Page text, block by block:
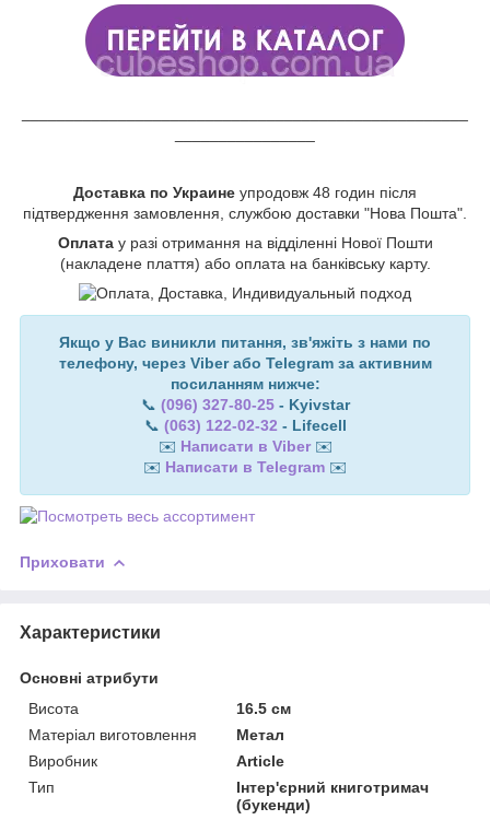
Доставка по Украине упродовж 48 годин після
підтвердження замовлення, службою доставки "Нова Пошта".
Оплата у разі отримання на відділенні Нової Пошти
(накладене плаття) або оплата на банківську карту.
Якщо у Вас виникли питання, зв'яжіть з нами по
телефону, через Viber або Telegram за активним
посиланням нижче:
📞 (096) 327-80-25- Kyivstar
📞 (063) 122-02-32 - Lifecell
✉️ Написати в Viber ✉️
✉️ Написати в Telegram ✉️
Приховати
Характеристики
Основні атрибути
Висота
16.5 см
Матеріал виготовлення
Метал
Виробник
Article
Тип
Інтер'єрний книготримач
(букенди)